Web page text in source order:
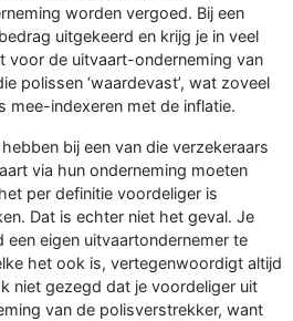
worden vergoed. Bij een
uitgekeerd en krijg je in veel
voor de uitvaart-onderneming van
polissen ‘waardevast’, wat zoveel
mee-indexeren met de inflatie.
bij een van die verzekeraars
via hun onderneming moeten
per definitie voordeliger is
Dat is echter niet het geval. Je
een eigen uitvaartondernemer te
het ook is, vertegenwoordigt altijd
niet gezegd dat je voordeliger uit
van de polisverstrekker, want